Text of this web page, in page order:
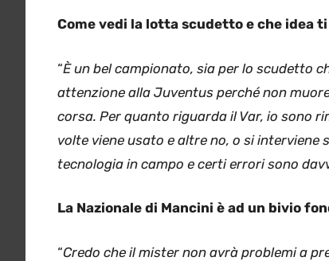
Come vedi la lotta scudetto e che idea
“È un bel campionato, sia per lo scudetto
attenzione alla Juventus perché non
corsa. Per quanto riguarda il Var, io sono
volte viene usato e altre no, o si interviene
tecnologia in campo e certi errori sono
La Nazionale di Mancini è ad un bivio
“Credo che il mister non avrà problemi a